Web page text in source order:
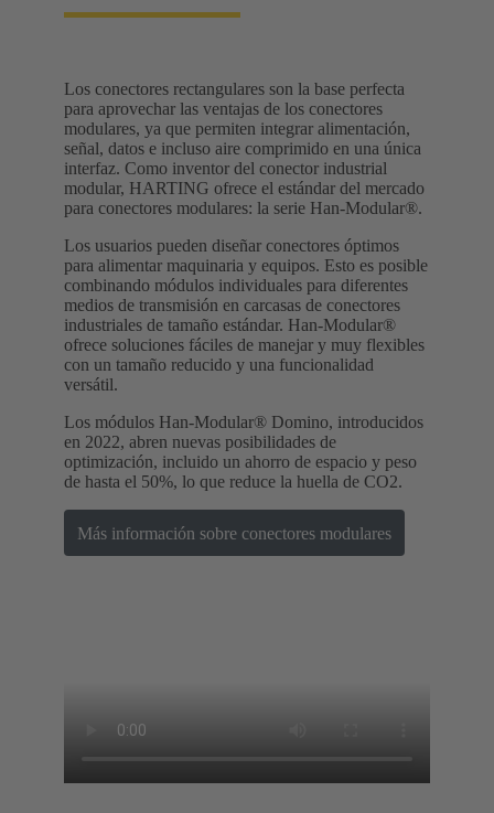
Los conectores rectangulares son la base perfecta
para aprovechar las ventajas de los conectores
modulares, ya que permiten integrar alimentación,
señal, datos e incluso aire comprimido en una única
interfaz. Como inventor del conector industrial
modular, HARTING ofrece el estándar del mercado
para conectores modulares: la serie Han-Modular®.
Los usuarios pueden diseñar conectores óptimos
para alimentar maquinaria y equipos. Esto es posible
combinando módulos individuales para diferentes
medios de transmisión en carcasas de conectores
industriales de tamaño estándar. Han-Modular®
ofrece soluciones fáciles de manejar y muy flexibles
con un tamaño reducido y una funcionalidad
versátil.
Los módulos Han-Modular® Domino, introducidos
en 2022, abren nuevas posibilidades de
optimización, incluido un ahorro de espacio y peso
de hasta el 50%, lo que reduce la huella de CO2.
Más información sobre conectores modulares